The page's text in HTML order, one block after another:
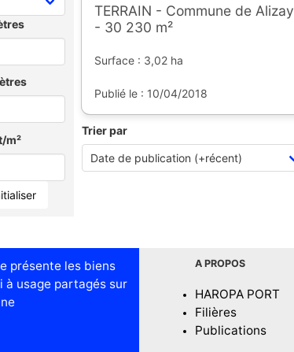
m²
TERRAIN - Commune de Alizay
- 30 230 m²
Surface : 3,02 ha
Publié le : 10/04/2018
Trier par
présente les biens
à usage partagés sur
A PROPOS
HAROPA PORT
Filières
Publications